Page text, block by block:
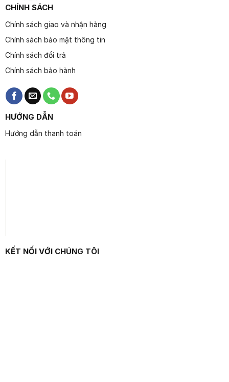
CHÍNH SÁCH
Chính sách giao và nhận hàng
Chính sách bảo mật thông tin
Chính sách đổi trả
Chính sách bảo hành
HƯỚNG DẪN
Hướng dẫn thanh toán
KẾT NỐI VỚI CHÚNG TÔI